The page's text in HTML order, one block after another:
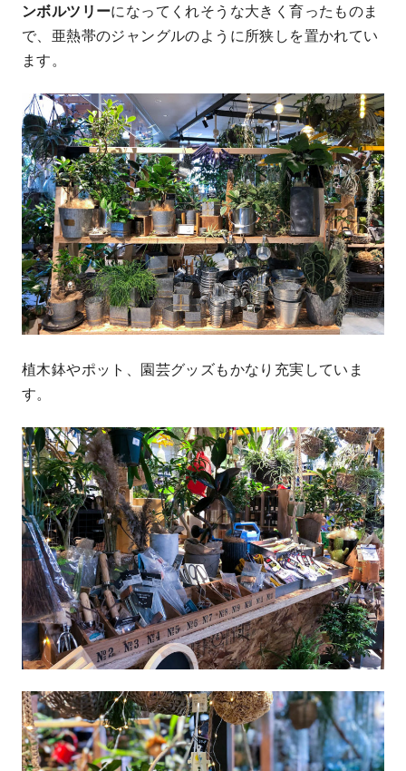
ンボルツリーになってくれそうな大きく育ったものま
で、亜熱帯のジャングルのように所狭しを置かれてい
ます。
植木鉢やポット、園芸グッズもかなり充実していま
す。